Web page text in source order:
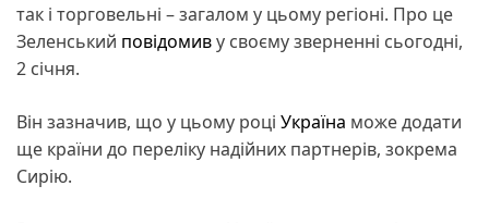
так і торговельні – загалом у цьому регіоні. Про це
Зеленський повідомиву своєму зверненні сьогодні,
2 січня.
Він зазначив, що у цьому році Україна може додати
ще країни до переліку надійних партнерів, зокрема
Сирію.